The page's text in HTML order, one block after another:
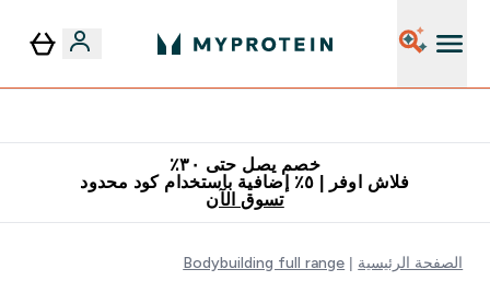
خصم يصل حتى ٣٠٪
فلاش اوفر | ٥٪ إضافية باستخدام كود محدود
تسوق الآن
الصفحة الرئيسية Bodybuilding full range